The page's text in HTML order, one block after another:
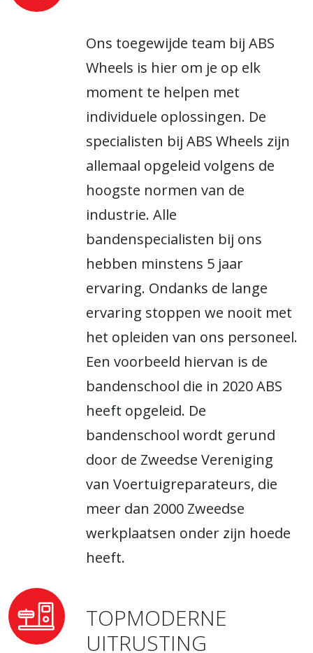
Ons toegewijde team bij ABS
Wheels is hier om je op elk
moment te helpen met
individuele oplossingen. De
specialisten bij ABS Wheels zijn
allemaal opgeleid volgens de
hoogste normen van de
industrie. Alle
bandenspecialisten bij ons
hebben minstens 5 jaar
ervaring. Ondanks de lange
ervaring stoppen we nooit met
het opleiden van ons personeel.
Een voorbeeld hiervan is de
bandenschool die in 2020 ABS
heeft opgeleid. De
bandenschool wordt gerund
door de Zweedse Vereniging
van Voertuigreparateurs, die
meer dan 2000 Zweedse
werkplaatsen onder zijn hoede
heeft.
TOPMODERNE
UITRUSTING